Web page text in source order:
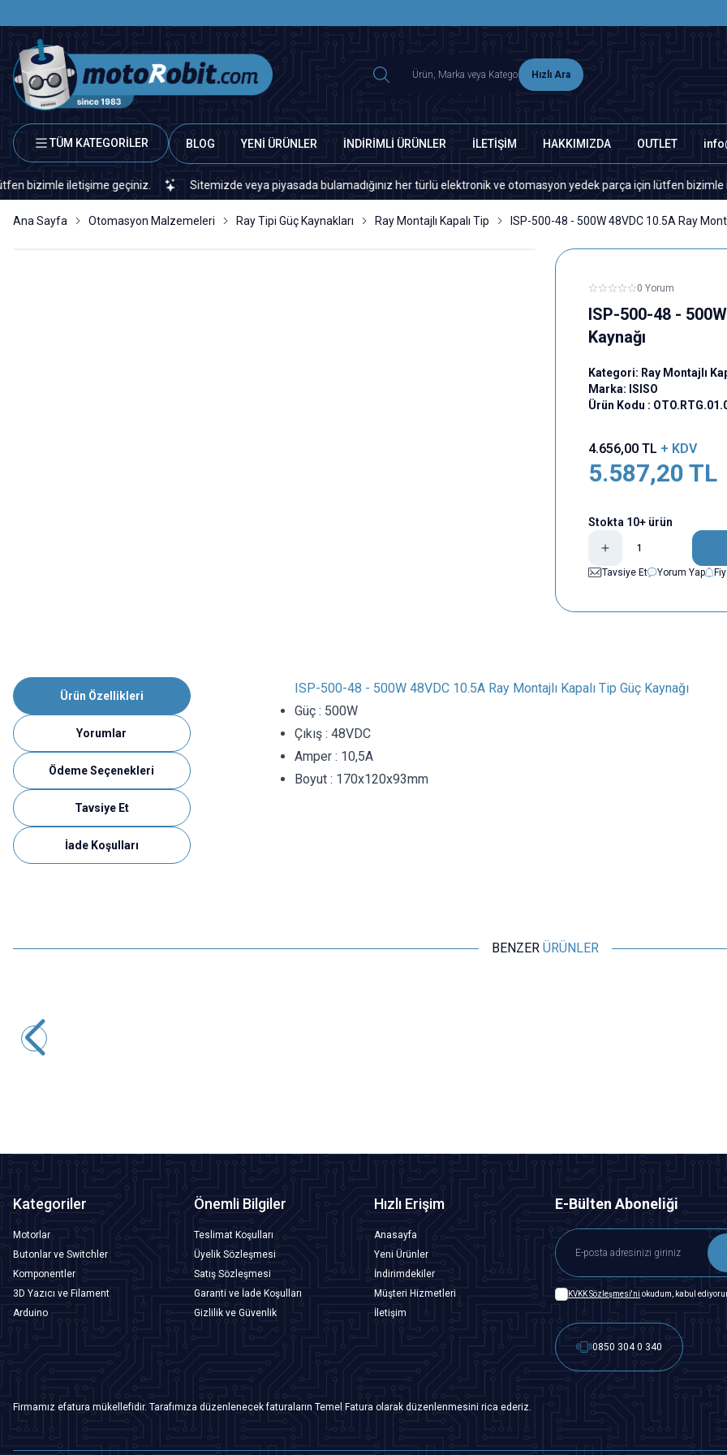
Hızlı Ara
TÜM KATEGORİLER BLOG YENİ ÜRÜNLER İNDİRİMLİ ÜRÜNLER İLETİŞİM HAKKIMIZDA OUTLET
iletişime geçiniz. Sitemizde veya piyasada bulamadığınız her türlü elektronik ve otomasyon yedek parça için lütfen bizimle
Ana Sayfa Otomasyon Malzemeleri Ray Tipi Güç Kaynakları Ray Montajlı Kapalı Tip ISP-500-48 - 500W 48VDC 10.5A Ray
0 Yorum
ISP-500-48 -
Kaynağı
Kategori: Ray Montajlı
Marka: ISISO
Ürün Kodu :
4.656,00TL + KDV
5.587,20 TL
Stokta 10+ ürün
Tavsiye Et
Yorum Yap
Ürün Özellikleri
Yorumlar
Ödeme Seçenekleri
Tavsiye Et
İade Koşulları
ISP-500-48 - 500W 48VDC 10.5A Ray Montajlı Kapalı Tip Güç Kaynağı
Güç : 500W
Çıkış : 48VDC
Amper : 10,5A
Boyut : 170x120x93mm
BENZER ÜRÜNLER
Kategoriler
Motorlar
Butonlar ve Switchler
Komponentler
3D Yazıcı ve Filament
Arduino
Önemli Bilgiler
Teslimat Koşulları
Üyelik Sözleşmesi
Satış Sözleşmesi
Garanti ve İade Koşulları
Gizlilik ve Güvenlik
Hızlı Erişim
Anasayfa
Yeni Ürünler
İndirimdekiler
Müşteri Hizmetleri
İletişim
E-Bülten Aboneliği
KVKK Sözleşmesi'ni okudum, kabul
0850 304 0 340
Firmamız efatura mükellefidir. Tarafımıza düzenlenecek faturaların Temel Fatura olarak düzenlenmesini rica ederiz.